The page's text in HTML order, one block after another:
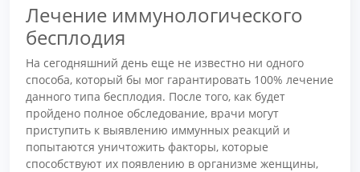
Лечение иммунологического
бесплодия
На сегодняшний день еще не известно ни одного
способа, который бы мог гарантировать 100% лечение
данного типа бесплодия. После того, как будет
пройдено полное обследование, врачи могут
приступить к выявлению иммунных реакций и
попытаются уничтожить факторы, которые
способствуют их появлению в организме женщины,